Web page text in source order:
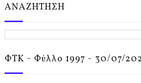
ΑΝΑΖΗΤΗΣΗ
ΦΤΚ - Φύλλο 1997 - 30/07/